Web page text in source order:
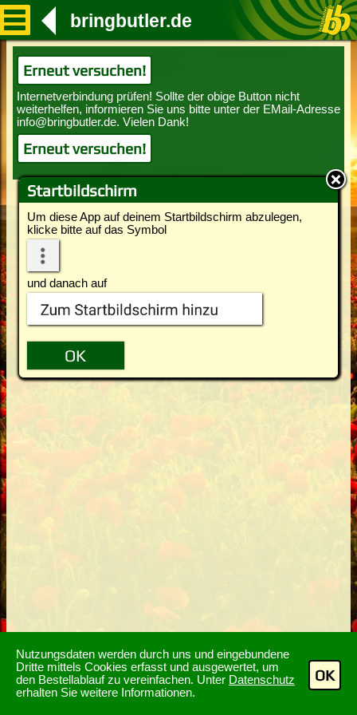
Nutzungsdaten werden durch uns und eingebundene
Dritte mittels Cookies erfasst und ausgewertet, um
den Bestellablauf zu vereinfachen. Unter Datenschutz
erhalten Sie weitere Informationen.
OK
Startbildschirm
Um diese App auf deinem Startbildschirm abzulegen,
klicke bitte auf das Symbol
und danach auf
bringbutler.de
Erneut versuchen!
Erneut versuchen!